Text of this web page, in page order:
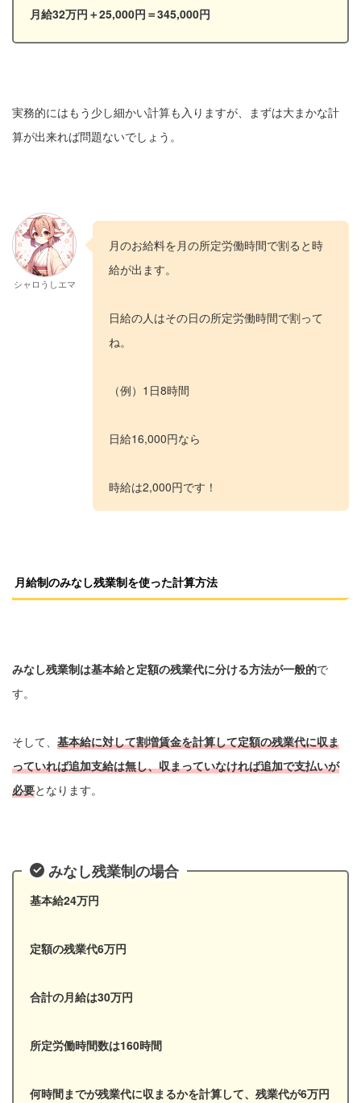
月給32万円＋25,000円＝345,000円
実務的にはもう少し細かい計算も入りますが、まずは大まかな計
算が出来れば問題ないでしょう。
シャロうしエマ
月のお給料を月の所定労働時間で割ると時
給が出ます。
日給の人はその日の所定労働時間で割って
ね。
（例）1日8時間
日給16,000円なら
時給は2,000円です！
月給制のみなし残業制を使った計算方法
みなし残業制は基本給と定額の残業代に分ける方法が一般的で
す。
そして、 基本給に対して割増賃金を計算して定額の残業代に収ま
っていれば追加支給は無し、収まっていなければ追加で支払いが
必要となります。
みなし残業制の場合
基本給24万円
定額の残業代6万円
合計の月給は30万円
所定労働時間数は160時間
何時間までが残業代に収まるかを計算して、残業代が6万円